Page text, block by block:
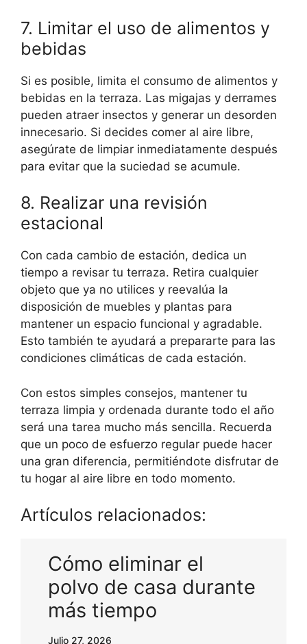
7. Limitar el uso de alimentos y
bebidas
Si es posible, limita el consumo de alimentos y
bebidas en la terraza. Las migajas y derrames
pueden atraer insectos y generar un desorden
innecesario. Si decides comer al aire libre,
asegúrate de limpiar inmediatamente después
para evitar que la suciedad se acumule.
8. Realizar una revisión
estacional
Con cada cambio de estación, dedica un
tiempo a revisar tu terraza. Retira cualquier
objeto que ya no utilices y reevalúa la
disposición de muebles y plantas para
mantener un espacio funcional y agradable.
Esto también te ayudará a prepararte para las
condiciones climáticas de cada estación.
Con estos simples consejos, mantener tu
terraza limpia y ordenada durante todo el año
será una tarea mucho más sencilla. Recuerda
que un poco de esfuerzo regular puede hacer
una gran diferencia, permitiéndote disfrutar de
tu hogar al aire libre en todo momento.
Artículos relacionados:
Cómo eliminar el
polvo de casa durante
más tiempo
Julio 27, 2026